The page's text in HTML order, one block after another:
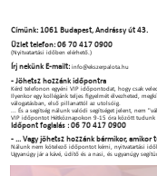
Címünk: 1061 Budapest, Andrássy út 43.
Üzlet telefon: 06 70 417 0900
(Nyitvatartási időben elérhető.)
Írj nekünk E-mailt:info@ekszerpalota.hu
- Jöhetsz hozzánk időpontra
Kérd telefonon egyéni VIP időpontodat, hogy csak
Ilyenkor egy kollégánk teljes figyelmét élvezheted,
válogatásban, első pillanattól az utolsóig.
... És a segítség nálunk valódi segítséget jelent, nem
VIP időpontot Hétköznapokon 9-15 óra között tudunk
Időpont foglalás : 06 70 417 0900
- ... Vagy jöhetsz hozzánk bármikor, amikor
Nálunk nem kötelező időpontot kérni, nyitvatartási
Ugyanúgy jár a kávé, üdítő és a nasi, és ugyanúgy